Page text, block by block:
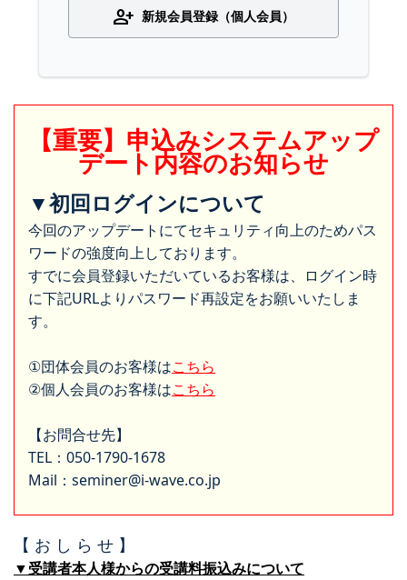
person_add 新規会員登録（個人会員）
【重要】申込みシステムアップ
デート内容のお知らせ
▼初回ログインについて
今回のアップデートにてセキュリティ向上のためパス
ワードの強度向上しております。
すでに会員登録いただいているお客様は、ログイン時
に下記URLよりパスワード再設定をお願いいたしま
す。
①団体会員のお客様はこちら
②個人会員のお客様はこちら
【お問合せ先】
TEL：050-1790-1678
Mail：seminer@i-wave.co.jp
【 お し ら せ 】
▼受講者本人様からの受講料振込みについて